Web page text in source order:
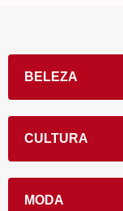
BELEZA
CULTURA
MODA